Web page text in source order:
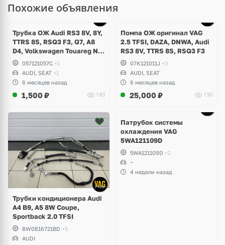
Похожие объявления
Трубка ОЖ Audi RS3 8V, 8Y,
TTRS 8S, RSQ3 F3, Q7, A8
D4, Volkswagen Touareg NF,
Seat Formentor Cupra 2.5
TFSI DAZA, DNWA, CZGB
057121057C +1
AUDI, SEAT +1
6 месяцев назад
1,500 ₽ 183
Помпа ОЖ оригинал VAG
2.5 TFSI, DAZA, DNWA, Audi
RS3 8V, TTRS 8S, RSQ3 F3
07K121011J +3
AUDI, SEAT
6 месяцев назад
25,000 ₽ 190
Трубки кондиционера Audi
A4 B9, A5 8W Coupe,
Sportback 2.0 TFSI
8W0816721BD +5
AUDI
Патрубок системы
охлаждения VAG
5WA121109D
5WA121109D +2
~
4 недели назад